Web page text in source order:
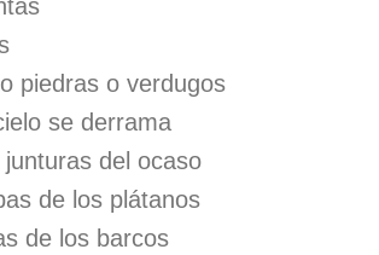
piedras o verdugos
se derrama
junturas del ocaso
de los plátanos
de los barcos